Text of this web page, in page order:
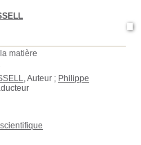
matière
, Auteur ; Philippe